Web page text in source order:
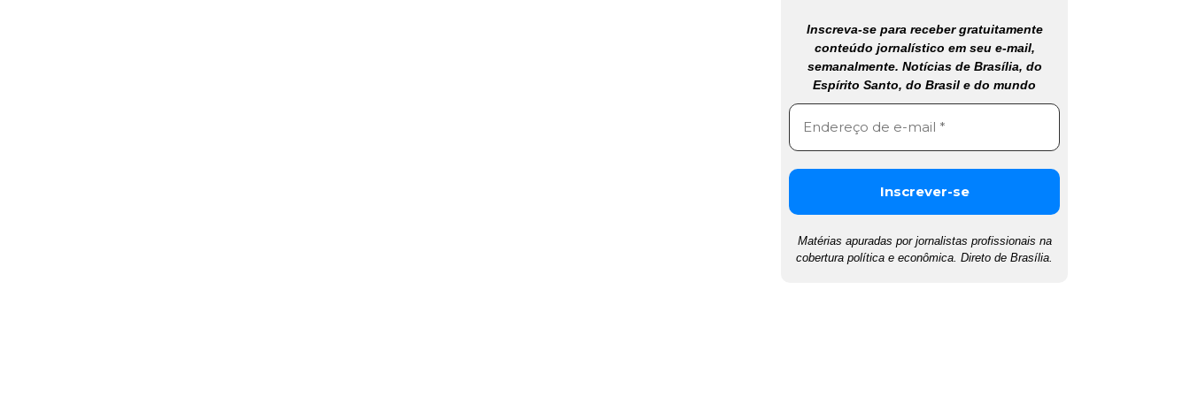
Inscreva-se para receber gratuitamente
conteúdo jornalístico em seu e-mail,
semanalmente. Notícias de Brasília, do
Espírito Santo, do Brasil e do mundo
Matérias apuradas por jornalistas profissionais na
cobertura política e econômica. Direto de Brasília.